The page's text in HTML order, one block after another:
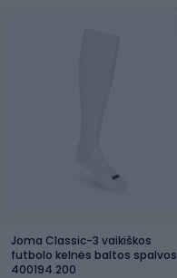
Joma Classic-3 vaikiškos
futbolo kelnės baltos spalvos
400194.200